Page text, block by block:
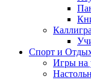
Спорт и
Игры на